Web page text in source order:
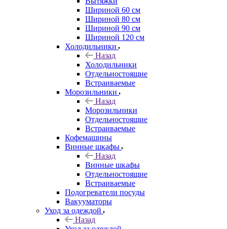
Шириной 60 см
Шириной 80 см
Шириной 90 см
Шириной 120 см
Холодильники
Назад
Холодильники
Отдельностоящие
Встраиваемые
Морозильники
Назад
Морозильники
Отдельностоящие
Встраиваемые
Кофемашины
Винные шкафы
Назад
Винные шкафы
Отдельностоящие
Встраиваемые
Подогреватели посуды
Вакууматоры
Уход за одеждой
Назад